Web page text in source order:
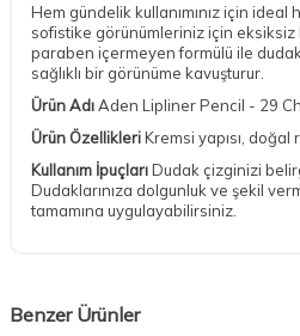
Hem gündelik kullanımınız için
sofistike görünümleriniz için eksiksiz
paraben içermeyen formülü ile
sağlıklı bir görünüme kavuşturur.
Ürün AdıAden Lipliner Pencil - 29
Ürün ÖzellikleriKremsi yapısı, doğal
Kullanım İpuçlarıDudak çizginizi
Dudaklarınıza dolgunluk ve şekil
tamamına uygulayabilirsiniz.
Benzer Ürünler